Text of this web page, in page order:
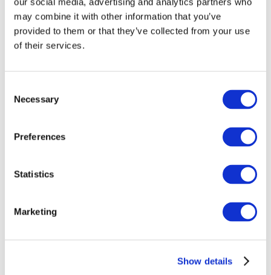
may combine it with other information that you’ve
provided to them or that they’ve collected from your use
of their services.
Selection
Necessary
Preferences
Statistics
Marketing
Show details
Мероприятия
Концерты